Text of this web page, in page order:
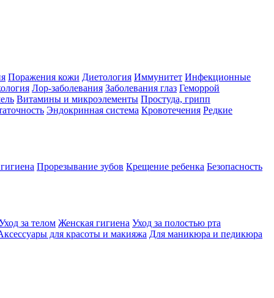
Поражения кожи Диетология Иммунитет Инфекционные
Лор-заболевания Заболевания глаз Геморрой
Витамины и микроэлементы Простуда, грипп
Эндокринная система Кровотечения Редкие
Прорезывание зубов Крещение ребенка Безопасность
за телом Женская гигиена Уход за полостью рта
для красоты и макияжа Для маникюра и педикюра